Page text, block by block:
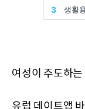
여성이 주도하
유럽 데이트앱